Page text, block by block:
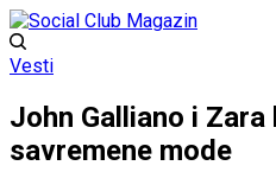
Vesti
John Galliano i
savremene mode